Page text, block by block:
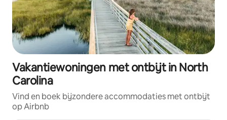
Vakantiewoningen met ontbijt in North
Carolina
Vind en boek bijzondere accommodaties met ontbijt
op Airbnb